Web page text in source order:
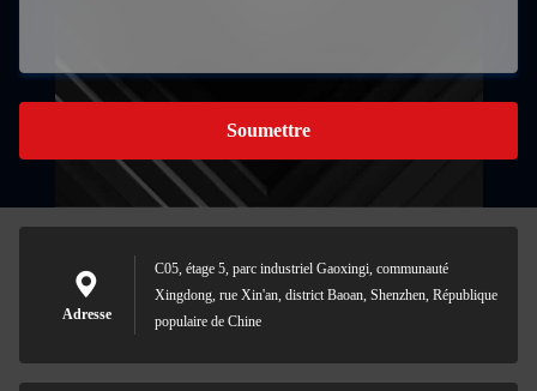
Soumettre
Adresse
C05, étage 5, parc industriel Gaoxingi, communauté
Xingdong, rue Xin'an, district Baoan, Shenzhen, République
populaire de Chine